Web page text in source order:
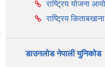
राष्ट्रिय योजना
राष्ट्रिय
डाउनलोड नेपाली युनिकोड